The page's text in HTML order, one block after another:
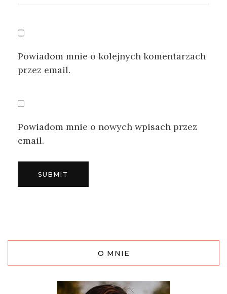
Powiadom mnie o kolejnych komentarzach
przez email.
Powiadom mnie o nowych wpisach przez
email.
O MNIE